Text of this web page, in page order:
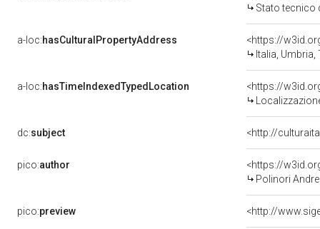
Stato tecnico
a-loc:hasCulturalPropertyAddress
<https://
Italia,
a-loc:hasTimeIndexedTypedLocation
<https://
dc:subject <http://
pico:author
<https://
Polinori
pico:preview